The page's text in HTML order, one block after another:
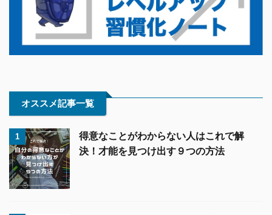
オススメ記事一覧
1
得意なことがわからない人はこれで解
決！才能を見つけ出す９つの方法